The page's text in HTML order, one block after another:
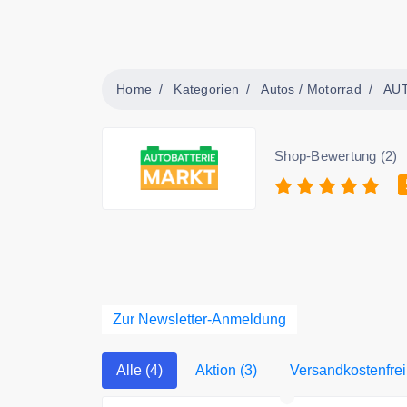
Home Kategorien Autos / Motorrad
Shop-Bewertung (2)
Zur Newsletter-Anmeldung
Alle (4) Aktion (3)